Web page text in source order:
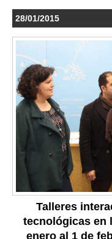
28/01/2015
Talleres
tecnológicas en
enero al 1 de